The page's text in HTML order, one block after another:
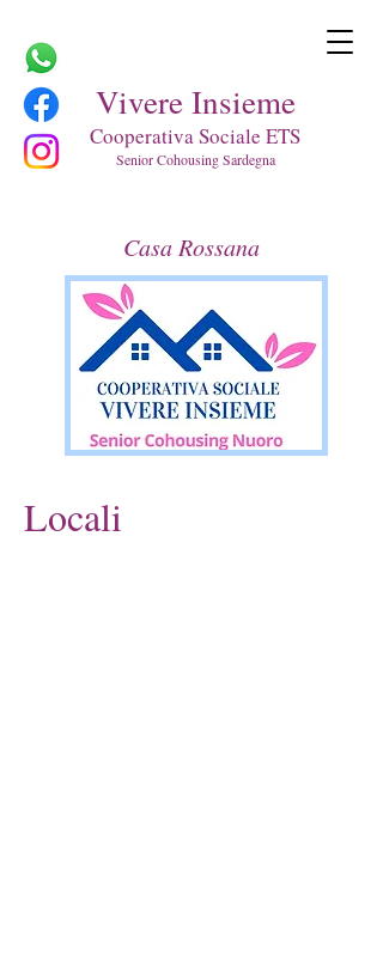
Vivere Insieme
Cooperativa Sociale ETS
Senior Cohousing Sardegna
Casa Rossana
Locali